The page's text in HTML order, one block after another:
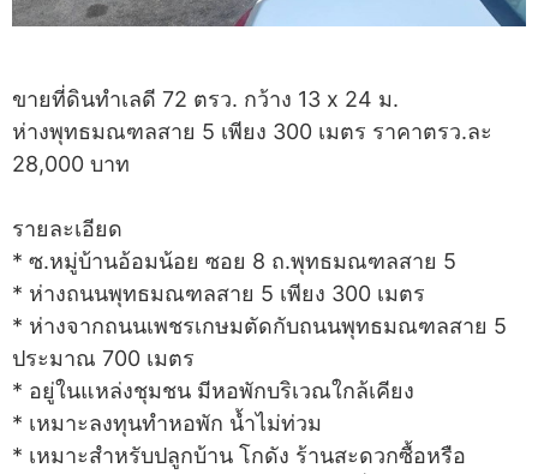
ขายที่ดินทำเลดี 72 ตรว. กว้าง 13 x 24 ม.
ห่างพุทธมณฑลสาย 5 เพียง 300 เมตร ราคาตรว.ละ
28,000 บาท
รายละเอียด
* ซ.หมู่บ้านอ้อมน้อย ซอย 8 ถ.พุทธมณฑลสาย 5
* ห่างถนนพุทธมณฑลสาย 5 เพียง 300 เมตร
* ห่างจากถนนเพชรเกษมตัดกับถนนพุทธมณฑลสาย 5
ประมาณ 700 เมตร
* อยู่ในแหล่งชุมชน มีหอพักบริเวณใกล้เคียง
* เหมาะลงทุนทำหอพัก น้ำไม่ท่วม
* เหมาะสำหรับปลูกบ้าน โกดัง ร้านสะดวกซื้อหรือ